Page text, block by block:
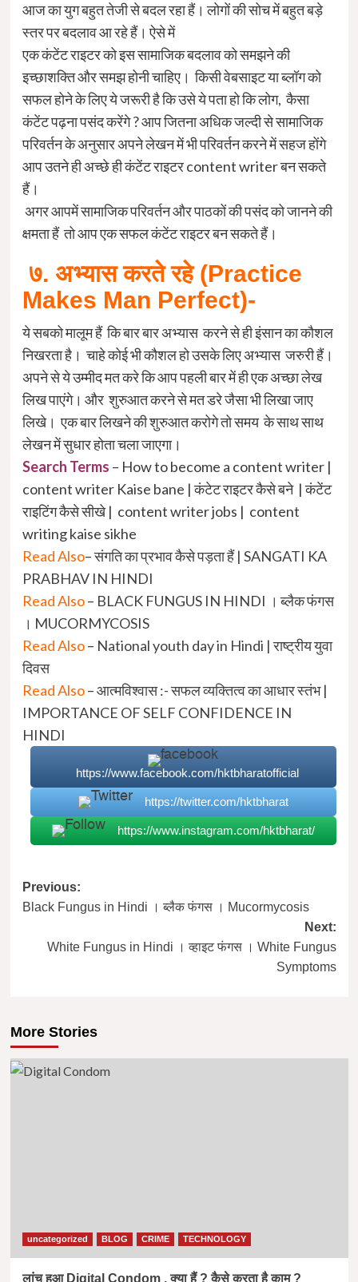
आज का युग बहुत तेजी से बदल रहा हैं। लोगों की सोच में बहुत बड़े
स्तर पर बदलाव आ रहे हैं। ऐसे में
एक कंटेंट राइटर को इस सामाजिक बदलाव को समझने की
इच्छाशक्ति और समझ होनी चाहिए। किसी वेबसाइट या ब्लॉग को
सफल होने के लिए ये जरूरी है कि उसे ये पता हो कि लोग, कैसा
कंटेंट पढ़ना पसंद करेंगे ? आप जितना अधिक जल्दी से सामाजिक
परिवर्तन के अनुसार अपने लेखन में भी परिवर्तन करने में सहज होंगे
आप उतने ही अच्छे ही कंटेंट राइटर content writer बन सकते
हैं।
अगर आपमें सामाजिक परिवर्तन और पाठकों की पसंद को जानने की
क्षमता हैं तो आप एक सफल कंटेंट राइटर बन सकते हैं।
७. अभ्यास करते रहे (Practice
Makes Man Perfect)-
ये सबको मालूम हैं कि बार बार अभ्यास करने से ही इंसान का कौशल
निखरता है। चाहे कोई भी कौशल हो उसके लिए अभ्यास जरुरी हैं।
अपने से ये उम्मीद मत करे कि आप पहली बार में ही एक अच्छा लेख
लिख पाएंगे। और शुरुआत करने से मत डरे जैसा भी लिखा जाए
लिखे। एक बार लिखने की शुरुआत करोगे तो समय के साथ साथ
लेखन में सुधार होता चला जाएगा।
Search Terms – How to become a content writer |
content writer Kaise bane | कंटेट राइटर कैसे बने | कंटेंट
राइटिंग कैसे सीखे | content writer jobs | content
writing kaise sikhe
Read Also–संगति का प्रभाव कैसे पड़ता हैं | SANGATI KA
PRABHAV IN HINDI
Read Also– BLACK FUNGUS IN HINDI । ब्लैक फंगस
। MUCORMYCOSIS
Read Also– National youth day in Hindi | राष्ट्रीय युवा
दिवस
Read Also–आत्मविश्वास :- सफल व्यक्तित्व का आधार स्तंभ |
IMPORTANCE OF SELF CONFIDENCE IN
HINDI
https://www.facebook.com/hktbharatofficial
https://twitter.com/hktbharat
https://www.instagram.com/hktbharat/
Post
navigation
Previous:
Black Fungus in Hindi । ब्लैक फंगस । Mucormycosis
Next:
White Fungus in Hindi । व्हाइट फंगस । White Fungus
Symptoms
More Stories
uncategorized BLOG CRIME TECHNOLOGY
लांच हुआ Digital Condom , क्या हैं ? कैसे करता है काम ?